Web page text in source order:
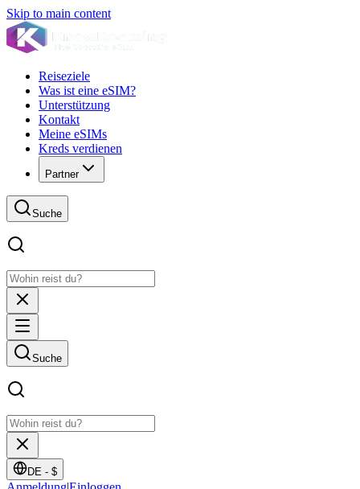
Skip to main content
Reiseziele
Was ist eine eSIM?
Unterstützung
Kontakt
Meine eSIMs
Kreds verdienen
Partner
Suche
Suche
DE - $